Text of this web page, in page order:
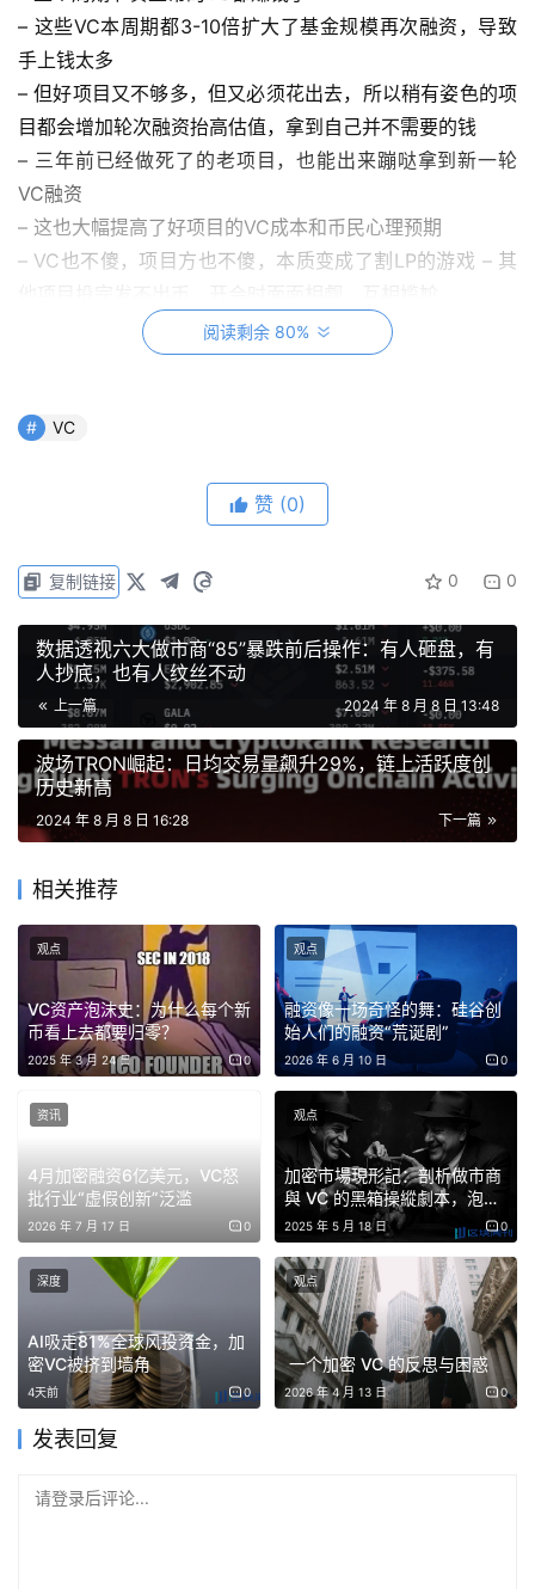
– 这些VC本周期都3-10倍扩大了基金规模再次融资，导致
手上钱太多
– 但好项目又不够多，但又必须花出去，所以稍有姿色的项
目都会增加轮次融资抬高估值，拿到自己并不需要的钱
– 三年前已经做死了的老项目，也能出来蹦哒拿到新一轮
VC融资
– 这也大幅提高了好项目的VC成本和币民心理预期
– VC也不傻，项目方也不傻，本质变成了割LP的游戏 – 其
– 好不容易有一个好项目发币了，赶紧重点PR，6个月或12
个月后只能解锁即卖币，之前没解锁也得想办法先卖币/套
– 总之，VC不赚钱，LP最惨
的，卖币也是一样卖，所以他们只会做大项目
– infra扎堆出现，但是上面又没有应用/真收入，所以只能
自己补贴/刷量
– 自己的钱哪儿来？VC那来，反正是免费的
– 因为已经明白了上币开盘Playbook，明确目标开盘卖
币，所以都会高估值开盘，然后卖出最少的币，换来最多的
钱，然后市场买盘枯竭，但还是要卖币，不卖币是不可能的
– 一个币开盘第一波买盘结束后只能跌，结束的时间一般是
1-3天，基本撑不过三天
– 如果市场好，偶尔上一上涨幅榜，然后继续卖币
– 总之，做项目的第一性原理是卖币；极少部分项目创造价
值（或者靠耍赖）靠协议收入
– 部分刷量项目，撸毛也都是假用户项目，上线即等于归
零，没有任何交易量，对于这样的项目，市值毫无意义
– 死透的项目用三年前投的相对优质Captable再次融资（其
实和那些基金都没联系了），大部分用KOL round，少部分
找基金接盘
– 为了上bn，继续融资刷数据，但还是没真用户，也没有真
用例
– 其实也上不去bn，所以两条路，贿赂其他交易所/dex上币
– dex上币=归零，贿赂交易所=归零（贿赂的钱得卖币赚回
来）
阅读剩余 80%
VC
赞 (0)
0 0
复制链接
数据透视六大做市商“85”暴跌前后操作：有人砸盘，有
人抄底，也有人纹丝不动
上一篇 2024 年 8 月 8 日 13:48
波场TRON崛起：日均交易量飙升29%，链上活跃度创
历史新高
下一篇
2024 年 8 月 8 日 16:28
相关推荐
VC资产泡沫史：为什么每个新
币看上去都要归零？
2025 年 3 月 24 日 0
观点
融资像一场奇怪的舞：硅谷创
始人们的融资“荒诞剧”
2026 年 6 月 10 日 0
观点
4月加密融资6亿美元，VC怒
批行业“虚假创新”泛滥
2026 年 7 月 17 日 0
资讯
加密市場現形記：剖析做市商
與 VC 的黑箱操縱劇本，泡沫
與韭菜的無限輪迴
2025 年 5 月 18 日 0
观点
AI吸走81%全球风投资金，加
密VC被挤到墙角
4天前 0
深度
一个加密 VC 的反思与困惑
2026 年 4 月 13 日 0
观点
发表回复
请登录后评论...